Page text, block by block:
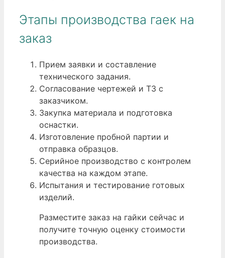
Этапы производства гаек на
заказ
Прием заявки и составление
технического задания.
Согласование чертежей и ТЗ с
заказчиком.
Закупка материала и подготовка
оснастки.
Изготовление пробной партии и
отправка образцов.
Серийное производство с контролем
качества на каждом этапе.
Испытания и тестирование готовых
изделий.
Разместите заказ на гайки сейчас и
получите точную оценку стоимости
производства.